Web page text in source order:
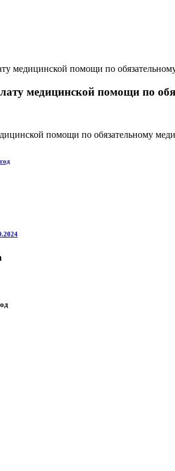
медицинской помощи по
медицинской помощи по
помощи по обязательному